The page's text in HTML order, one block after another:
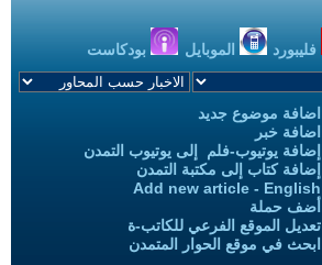
فليبورد الموبايل بودكاست
اضافة موضوع جديد
اضافة خبر
إضافة يوتيوب-فلم إلى يوتيوب التمدن
إضافة كتاب إلى مكتبة التمدن
Add new article - English
أضف حملة
تعديل الموقع الفرعي للكاتب-ة
ابحث في موقع الحوار المتمدن